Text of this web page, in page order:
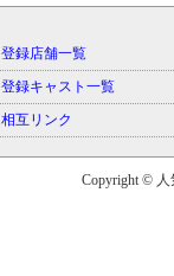
登録店舗一覧
登録キャスト一覧
相互リンク
Copyright © 人